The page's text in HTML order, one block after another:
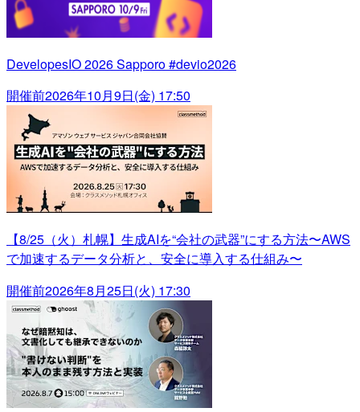
DevelopesIO 2026 Sapporo #devio2026
開催前2026年10月9日(金) 17:50
【8/25（火）札幌】生成AIを“会社の武器”にする方法〜AWS
で加速するデータ分析と、安全に導入する仕組み〜
開催前2026年8月25日(火) 17:30